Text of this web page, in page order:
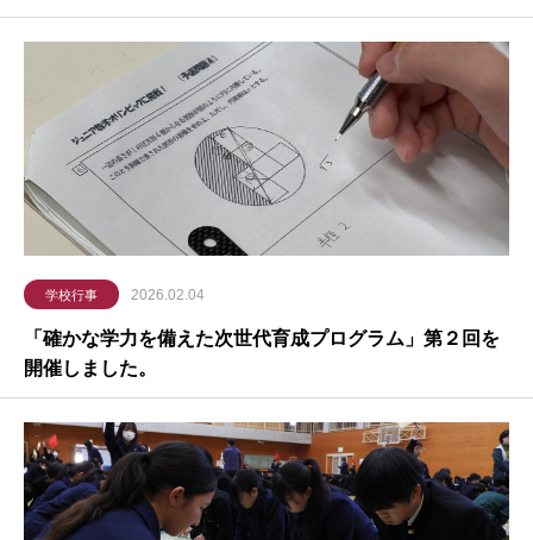
学校行事 2026.02.04
「確かな学力を備えた次世代育成プログラム」第２回を
開催しました。